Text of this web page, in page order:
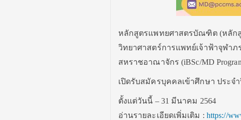
หลักสูตรแพทยศาสตรบัณฑิต (หลัก
วิทยาศาสตร์การแพทย์เจ้าฟ้าจุฬา
สหราชอาณาจักร (iBSc/MD
เปิดรับสมัครบุคคลเข้าศึกษา ประจ
ตั้งแต่วันนี้ – 31 มีนาคม 2564
อ่านรายละเอียดเพิ่มเติม : https://